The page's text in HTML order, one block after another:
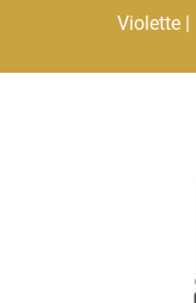
Violette |